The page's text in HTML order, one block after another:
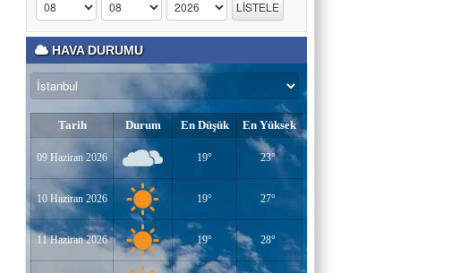
HAVA DURUMU
Tarih Durum En Düşük En Yüksek
09 Haziran 2026 19° 23°
10 Haziran 2026 19° 27°
11 Haziran 2026 19° 28°